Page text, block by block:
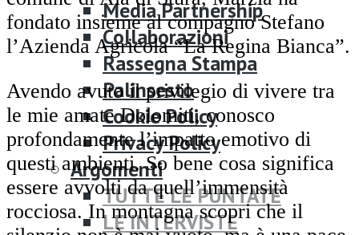
Media Partnership
Collaborazioni
Rassegna Stampa
Palinsesto
Cookie Policy
Privacy Policy
Argomenti
TUTTE LE PUNTATE
LE INTERVISTE
fondato insieme al compagno Stefano
l’Azienda Agricola “La Regina Bianca”.
Avendo avuto il privilegio di vivere tra
le mie amate Dolomiti, conosco
profondamente l’impatto emotivo di
questi ambienti. So bene cosa significa
essere avvolti da quell’immensità
rocciosa. In montagna scopri che il